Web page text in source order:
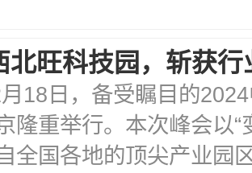
北旺科技园，斩获
18日，备受瞩目的
隆重举行。本次峰会以
全国各地的顶尖产业园